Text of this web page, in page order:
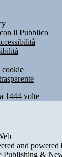
il Pubblico
cookie
1444 volte
and
Publishing &